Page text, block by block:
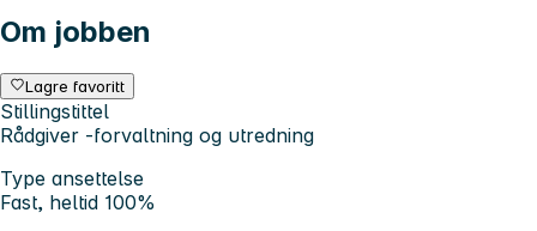
Om jobben
Lagre favoritt
Stillingstittel
Rådgiver -forvaltning og utredning
Type ansettelse
Fast, heltid 100%